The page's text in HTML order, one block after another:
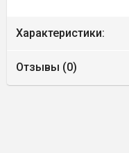
Характеристики:
Отзывы (0)